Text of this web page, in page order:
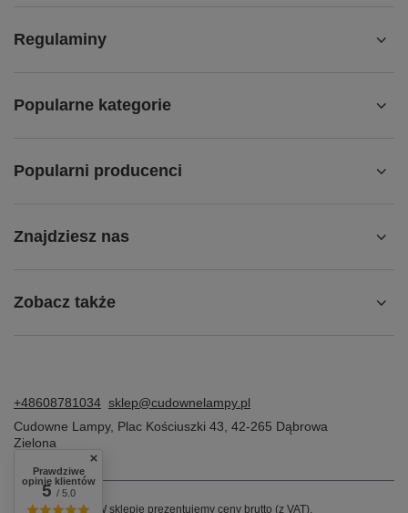
Regulaminy
Popularne kategorie
Popularni producenci
Znajdziesz nas
Zobacz także
+48608781034 sklep@cudownelampy.pl
Cudowne Lampy, Plac Kościuszki 43 42-265 Dąbrowa
Zielona
W sklepie prezentujemy ceny brutto (z VAT).
Prawdziwe
opinie klientów
5/ 5.0